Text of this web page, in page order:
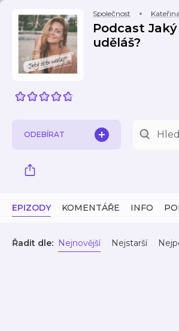
Společnost
Podcast
uděláš?
ODEBÍRAT
EPIZODY KOMENTÁŘE INFO
Řadit dle: Nejnovější Nejstarší